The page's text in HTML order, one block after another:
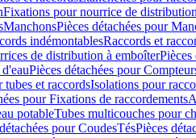
Fixations pour nourrice de distribution
ManchonsPièces détachées pour
indémontablesRaccords et
de distribution à emboîter
Pièces détachées pour
tubes et raccordsIsolations pour
pour Fixations de raccordements
potableTubes multicouches pour
pour CoudesTésPièces